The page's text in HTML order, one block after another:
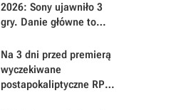
2026: Sony ujawniło 3
gry. Danie główne to
hit z otwartym światem
Na 3 dni przed premierą
wyczekiwane
postapokaliptyczne RPG